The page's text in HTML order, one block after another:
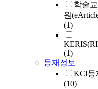
학술
원
(1)
(1)
등재정보
KCI등
(10)